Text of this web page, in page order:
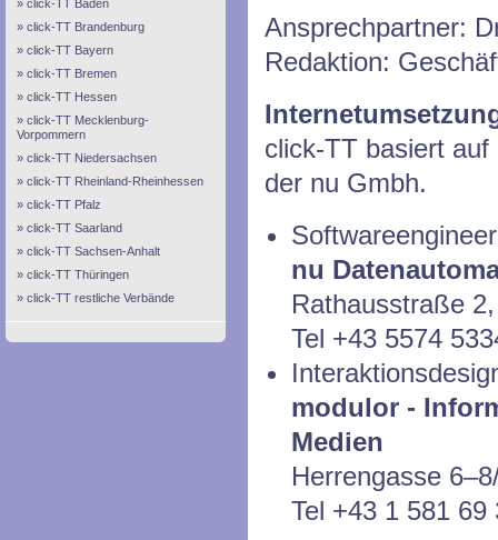
click-TT Baden
click-TT Brandenburg
click-TT Bayern
click-TT Bremen
click-TT Hessen
click-TT Mecklenburg-
Vorpommern
click-TT Niedersachsen
click-TT Rheinland-Rheinhessen
click-TT Pfalz
click-TT Saarland
click-TT Sachsen-Anhalt
click-TT Thüringen
click-TT restliche Verbände
Ansprechpartner:
Redaktion:
click-TT basiert
der nu Gmbh.
nu
Rathausstraße
Tel +43 5574
modulor -
Medien
Herrengasse
Tel +43 1 581